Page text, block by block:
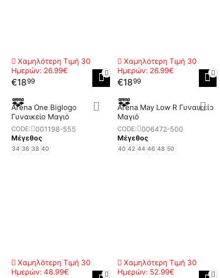
Χαμηλότερη Τιμή 30
Ημερών: 26.99€
€1899
Χαμηλότερη Τιμή 30
Ημερών: 26.99€
€1899
Arena One Biglogo
Γυναικείο Μαγιό
CODE:
001198-555
Μέγεθος
34 36 38 40
Χαμηλότερη Τιμή 30
Ημερών: 48.99€
Arena May Low R Γυναικείο
Μαγιό
CODE:
006472-500
Μέγεθος
40 42 44 46 48 50
Χαμηλότερη Τιμή 30
Ημερών: 52.99€